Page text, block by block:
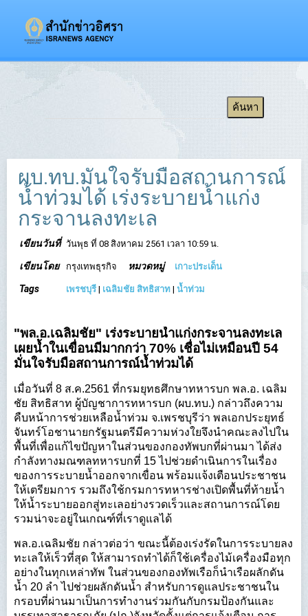
ผบ.ทบ.มั่นใจรับมือสถานการณ์
น้ำท่วมได้ เร่งระบายน้ำแก่ง
กระจานลงทะเล
เขียนวันที่ วันพุธ ที่ 08 สิงหาคม 2561 เวลา 10:59 น.
เขียนโดย กรุงเทพธุรกิจ หมวดหมู่ เกาะประเด็น
Tags เพรชบุรี | เฉลิมชัย สิทธิสาท | น้ำท่วม
"พล.อ.เฉลิมชัย" เร่งระบายน้ำแก่งกระจานลงทะเล
เผยน้ำในเขื่อนมีมากกว่า 70% เชื่อไม่เหมือนปี 54
มั่นใจรับมือสถานการณ์น้ำท่วมได้
เมื่อวันที่ 8 ส.ค.2561 ที่กรมยุทธศึกษาทหารบก พล.อ. เฉลิม
ชัย สิทธิสาท ผู้บัญชาการทหารบก (ผบ.ทบ.) กล่าวถึงความ
คืบหน้าการช่วยเหลือน้ำท่วม จ.เพรชบุรีว่า พลเอกประยุทธ์
จันทร์โอชานายกรัฐมนตรีมีความห่วงใยจึงนำคณะลงไปใน
พื้นที่เพื่อแก้ไขปัญหาในส่วนของกองทัพบกที่ผ่านมา ได้ส่ง
กำลังทางมณฑลทหารบกที่ 15 ไปช่วยดำเนินการในเรื่อง
ของการระบายน้ำออกจากเขื่อน พร้อมแจ้งเตือนประชาชน
ให้เตรียมการ รวมถึงใช้กรมการทหารช่างเปิดพื้นที่ท้ายน้ำ
ให้น้ำระบายออกสู่ทะเลอย่างรวดเร็วและสถานการณ์โดย
รวมน่าจะอยู่ในเกณฑ์ที่เราดูแลได้
พล.อ.เฉลิมชัย กล่าวต่อว่า ขณะนี้ต้องเร่งรัดในการระบายลง
ทะเลให้เร็วที่สุด ให้สามารถทำได้ก็ใช้เครื่องไม้เครื่องมือทุก
อย่างในทุกเหล่าทัพ ในส่วนของกองทัพเรือก็นำเรือผลักดัน
น้ำ 20 ลำ ไปช่วยผลักดันน้ำ สำหรับการดูแลประชาชนใน
กรอบที่ผ่านมาเป็นการทำงานร่วมกันกับกรมป้องกันและ